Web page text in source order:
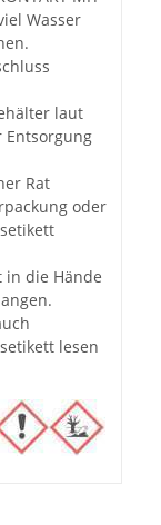
Wasser
laut
Entsorgung
Rat
oder
in die Hände
lesen